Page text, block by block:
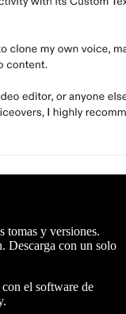
tomas y versiones.
Descarga con un solo
el software de